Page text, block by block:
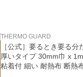
THERMO GUARD
［公式］要るとき要る
厚いタイプ 30mm巾 x
粘着付 細い 耐熱布 断熱